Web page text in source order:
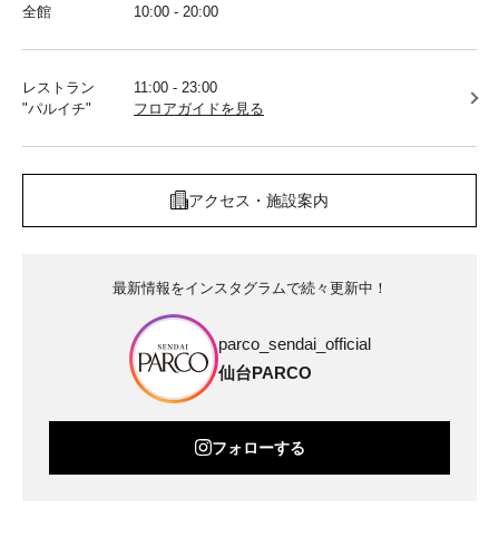
全館 10:00 - 20:00
レストラン
"パルイチ"
11:00 - 23:00
フロアガイドを見る
アクセス・施設案内
最新情報をインスタグラムで続々更新中！
parco_sendai_official
仙台PARCO
フォローする